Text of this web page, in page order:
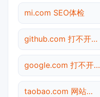
mi.com SEO体检
github.com 打不开检测
google.com 打不开检测
taobao.com 网站状态